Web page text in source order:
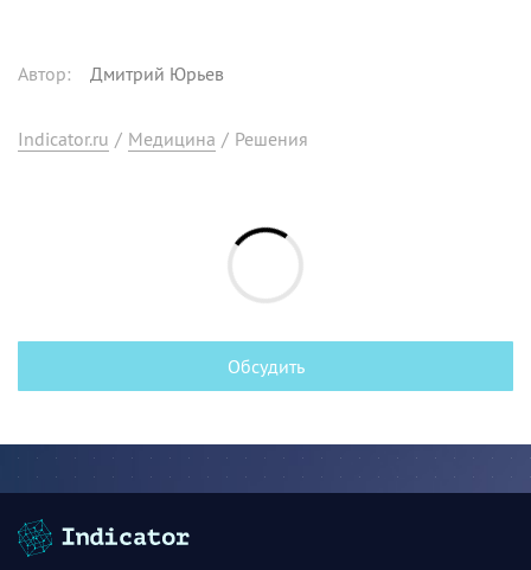
Автор: Дмитрий Юрьев
Indicator.ru / Медицина / Решения
Обсудить